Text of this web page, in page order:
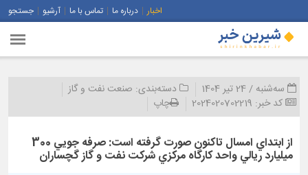
اخبار درباره ما تماس با ما آرشیو جستجو
سه‌شنبه / 24 تیر 1404 دسته‌بندی: صنعت نفت و گاز
کد خبر: 2024020702219 چاپ
از ابتداي امسال تاكنون صورت گرفته است: صرفه جويي 300
ميليارد ريالي واحد كارگاه مركزي شركت نفت و گاز گچساران